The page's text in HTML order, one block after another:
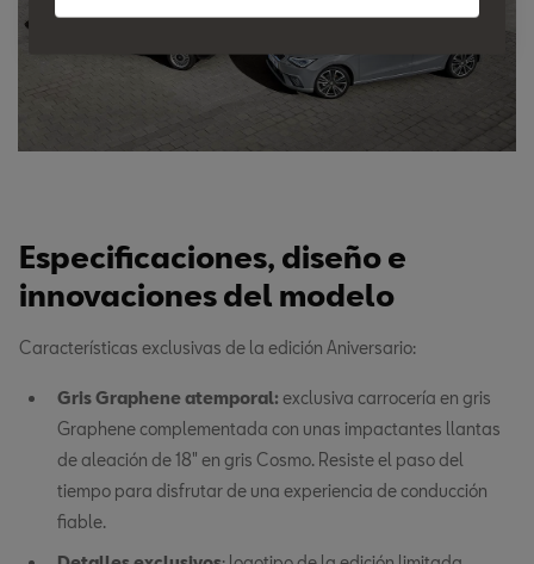
Especificaciones, diseño e
innovaciones del modelo
Características exclusivas de la edición Aniversario:
Gris Graphene atemporal: exclusiva carrocería en gris
Graphene complementada con unas impactantes llantas
de aleación de 18" en gris Cosmo. Resiste el paso del
tiempo para disfrutar de una experiencia de conducción
fiable.